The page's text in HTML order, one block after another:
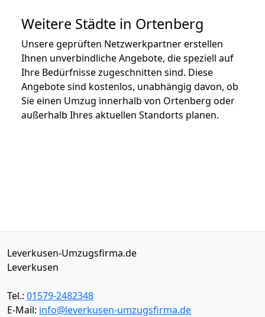
Weitere Städte in Ortenberg
Unsere geprüften Netzwerkpartner erstellen
Ihnen unverbindliche Angebote, die speziell auf
Ihre Bedürfnisse zugeschnitten sind. Diese
Angebote sind kostenlos, unabhängig davon, ob
Sie einen Umzug innerhalb von Ortenberg oder
außerhalb Ihres aktuellen Standorts planen.
Leverkusen-Umzugsfirma.de
Leverkusen
Tel.: 01579-2482348
E-Mail: info@leverkusen-umzugsfirma.de